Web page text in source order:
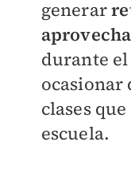
generar
durante
ocasionar
clases
escuela.